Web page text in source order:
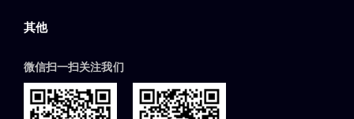
其他
微信扫一扫关注我们